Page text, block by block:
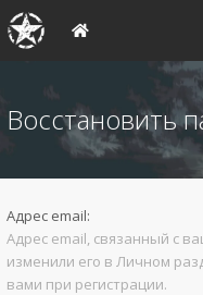
Восстановить
Адрес email:
Адрес email, связанный с
изменили его в Личном
вами при регистрации.